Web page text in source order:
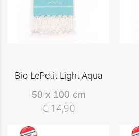
Bio-LePetit Light Aqua
50 x 100 cm
€ 14,90